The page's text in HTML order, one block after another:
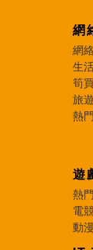
網
網
生
筍
旅
熱
遊
熱
電
動